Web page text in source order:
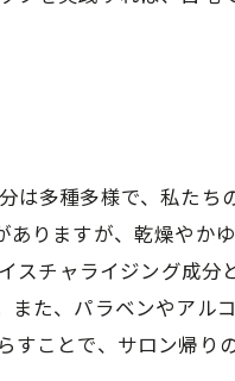
多種多様で、私たち
りますが、乾燥やか
スチャライジング成分
た、パラベンやアル
ことで、サロン帰り
て